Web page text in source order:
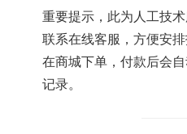
重要提示，此为人工技
联系在线客服，方便安
在商城下单，付款后会
记录。